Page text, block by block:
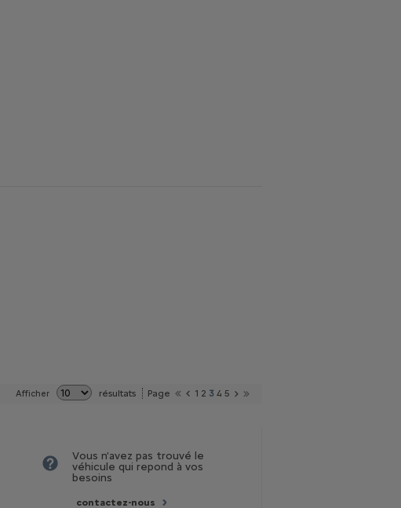
Afficher résultats Page 1 2 3 4 5
Vous n'avez pas trouvé le
véhicule qui repond à vos
besoins
contactez-nous